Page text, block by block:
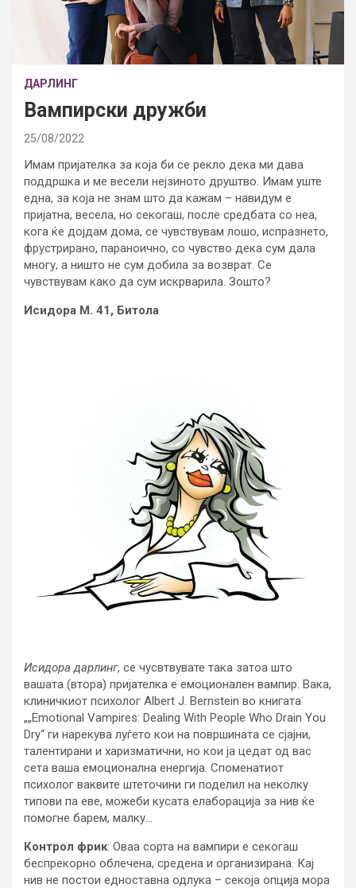
ДАРЛИНГ
Вампирски дружби
25/08/2022
Имам пријателка за која би се рекло дека ми дава
поддршка и ме весели нејзиното друштво. Имам уште
една, за која не знам што да кажам – навидум е
пријатна, весела, но секогаш, после средбата со неа,
кога ќе дојдам дома, се чувствувам лошо, испразнето,
фрустрирано, параноично, со чувство дека сум дала
многу, а ништо не сум добила за возврат. Се
чувствувам како да сум искрварила. Зошто?
Исидора М. 41, Битола
Исидора дарлинг, се чусвтвувате така затоа што
вашата (втора) пријателка е емоционален вампир. Вака,
клиничкиот психолог Albert J. Bernstein во книгата
„„Emotional Vampires: Dealing With People Who Drain You
Dry“ ги нарекува луѓето кои на површината се сјајни,
талентирани и харизматични, но кои ја цедат од вас
сета ваша емоционална енергија. Споменатиот
психолог ваквите штеточини ги поделил на неколку
типови па еве, можеби кусата елаборација за нив ќе
помогне барем, малку…
Контрол фрик: Оваа сорта на вампири е секогаш
беспрекорно облечена, средена и организирана. Кај
нив не постои едноставна одлука – секоја опција мора